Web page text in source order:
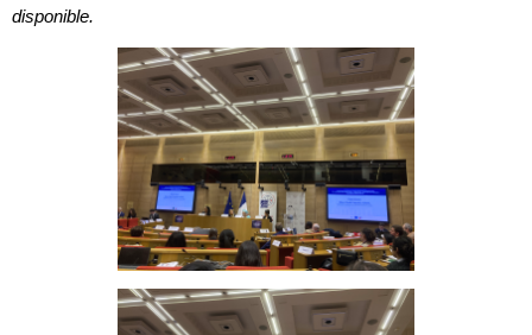
disponible.